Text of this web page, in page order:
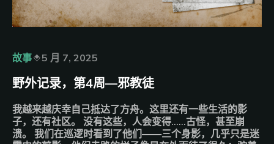
故事 5 月 7, 2025
野外记录，第4周––邪教徒
我越来越庆幸自己抵达了方舟。这里还有一些生活的影
子，还有社区。 没有这些，人会变得……古怪，甚至崩
溃。 我们在巡逻时看到了他们——三个身影，几乎只是迷